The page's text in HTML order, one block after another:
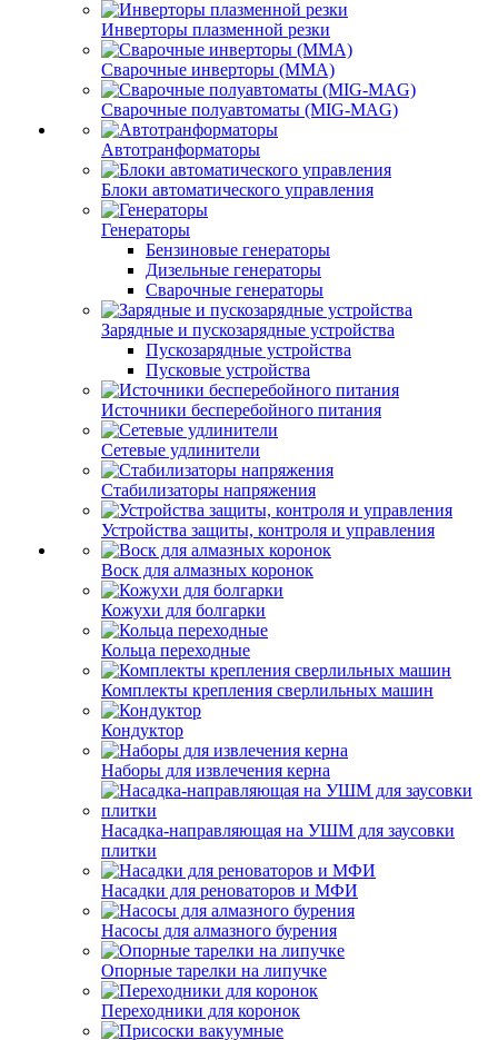
Инверторы плазменной резки
Сварочные инверторы (MMA)
Сварочные полуавтоматы (MIG-MAG)
Автотранформаторы
Блоки автоматического управления
Генераторы
Бензиновые генераторы
Дизельные генераторы
Сварочные генераторы
Зарядные и пускозарядные устройства
Пускозарядные устройства
Пусковые устройства
Источники бесперебойного питания
Сетевые удлинители
Стабилизаторы напряжения
Устройства защиты, контроля и управления
Воск для алмазных коронок
Кожухи для болгарки
Кольца переходные
Комплекты крепления сверлильных машин
Кондуктор
Наборы для извлечения керна
Насадка-направляющая на УШМ для заусовки
плитки
Насадки для реноваторов и МФИ
Насосы для алмазного бурения
Опорные тарелки на липучке
Переходники для коронок